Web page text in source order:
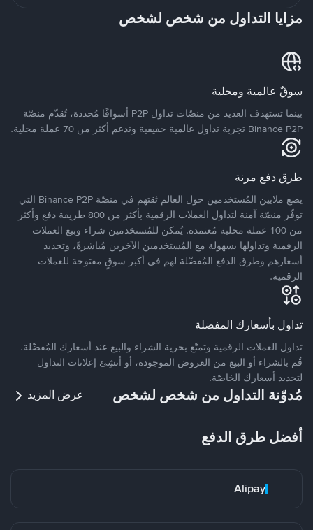
مزايا التداول من شخص لشخص
سوقٌ عالمية ومحلية
بينما تستهدف العديد من منصّات تداول P2P أسواقًا مُحددة، تُقدّم منصّة
Binance P2P تجربة تداول عالمية حقيقية وتدعم أكثر من 70 عملة محلية.
طرق دفع مرنة
يضع ملايين المُستخدمين حول العالم ثقتهم في منصّة Binance P2P التي
توفّر منصّة آمنة لتداول العملات الرقمية بأكثر من 800 طريقة دفع وأكثر
من 100 عملة محلية مُعتمدة. يُمكن للمُستخدمين شراء وبيع العملات
الرقمية وتداولها بسهولة مع المُستخدمين الآخرين مُباشرةً، وتحديد
أسعارهم وطرق الدفع المُفضّلة لهم في أكبر سوقٍ مفتوحة للعملات
الرقمية.
تداول بأسعارك المفضلة
تداول العملات الرقمية وتمتّع بحرية الشراء والبيع عند أسعارك المُفضّلة.
قُم بالشراء أو البيع من العروض الموجودة، أو أنشِئ إعلانات التداول
لتحديد أسعارك الخاصّة.
مُدوّنة التداول من شخص لشخص عرض المزيد
أفضل طرق الدفع
Alipay